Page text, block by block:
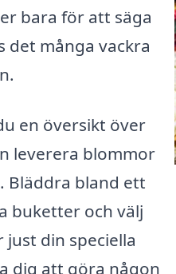
bara för att säga
det många vackra
en översikt över
leverera blommor
Bläddra bland ett
buketter och välj
din speciella
dig att göra någon